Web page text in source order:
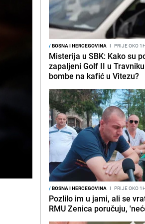
/BOSNA I HERCEGOVINA I PRIJE OKO
Misterija u SBK: Kako su
zapaljeni Golf II u
bombe na kafić u Vitezu?
/BOSNA I HERCEGOVINA I PRIJE OKO
Pozlilo im u jami, ali se
RMU Zenica poručuju,